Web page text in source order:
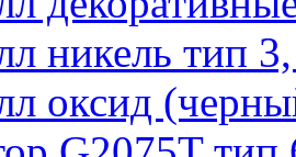
никель тип
оксид